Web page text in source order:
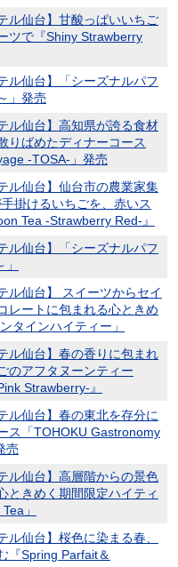
ル仙台】甘酸っぱいいちご
ツで『Shiny Strawberry
ル仙台】「シーズナルパフ
」発売
ル仙台】高知県が誇る食材
りばめたディナーコース
-TOSA-」発売
ル仙台】仙台市の農業家集
掛けるいちごを、赤いス
Tea -Strawberry Red-』
ル仙台】「シーズナルパフ
ル仙台】 スイーツからセイ
レートに包まれる心ときめ
タインハイティー」
ル仙台】春の香りに包まれ
のアフタヌーンティー
Strawberry-』
ル仙台】春の東北を存分に
ス「TOHOKU Gastronomy
売
ル仙台】高層階からの景色
ときめく期間限定ハイティ
」
ル仙台】桜色に染まる春、
『Spring Parfait＆